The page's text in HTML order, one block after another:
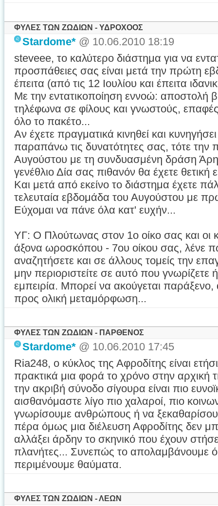
ΦΥΛΕΣ ΤΩΝ ΖΩΔΙΩΝ - ΥΔΡΟΧΟΟΣ
Stardome* @ 10.06.2010 18:19
steveee, το καλύτερο διάστημα για να
προσπάθειες σας είναι μετά την πρώτη
έπειτα (από τις 12 Ιουλίου και έπειτα
Με την εντατικοποίηση εννοώ: αποστολή
τηλέφωνα σε φίλους και γνωστούς,
όλο το πακέτο...
Αν έχετε πραγματικά κινηθεί και
παραπάνω τις δυνατότητες σας, τότε
Αυγούστου με τη συνδυασμένη δράση
γενέθλιο Δία σας πιθανόν θα έχετε
Και μετά από εκείνο το διάστημα έχετε
τελευταία εβδομάδα του Αυγούστου με
Εύχομαι να πάνε όλα κατ' ευχήν...
ΥΓ: Ο Πλούτωνας στον 1ο οίκο σας και οι
άξονα ωροσκόπου - 7ου οίκου σας, λένε
αναζητήσετε και σε άλλους τομείς την
μην περιοριστείτε σε αυτό που γνωρίζετε
εμπειρία. Μπορεί να ακούγεται παράξενο,
προς ολική μεταμόρφωση...
ΦΥΛΕΣ ΤΩΝ ΖΩΔΙΩΝ - ΠΑΡΘΕΝΟΣ
Stardome* @ 10.06.2010 17:45
Ria248, ο κύκλος της Αφροδίτης είναι
πρακτικά μια φορά το χρόνο στην
την ακριβή σύνοδο σίγουρα είναι πιο
αισθανόμαστε λίγο πιο χαλαροί, πιο
γνωρίσουμε ανθρώπους ή να
πέρα όμως μια διέλευση Αφροδίτης δεν
αλλάξει άρδην το σκηνικό που έχουν
πλανήτες... Συνεπώς το απολαμβάνουμε
περιμένουμε θαύματα.
ΦΥΛΕΣ ΤΩΝ ΖΩΔΙΩΝ - ΛΕΩΝ